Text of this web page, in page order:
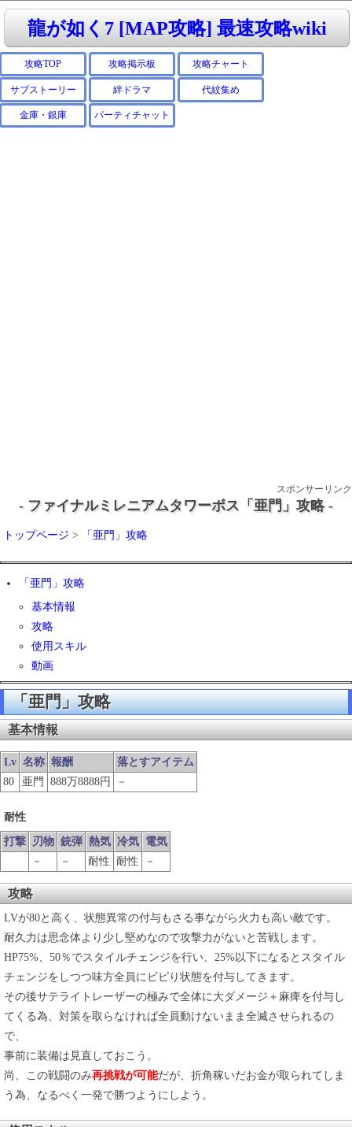
龍が如く7 [MAP攻略] 最速攻略wiki
攻略TOP 攻略掲示板 攻略チャート
サブストーリー 絆ドラマ 代紋集め
金庫・銀庫 パーティチャット
スポンサーリンク
- ファイナルミレニアムタワーボス「亜門」攻略 -
トップページ > 「亜門」攻略
「亜門」攻略
基本情報
攻略
使用スキル
動画
「亜門」攻略
基本情報
Lv 名称 報酬
落とすアイテム
80
亜門 888万8888円 －
耐性
打撃 刃物 銃弾 熱気 冷気 電気
－
－ 耐性 耐性 －
攻略
LVが80と高く、状態異常の付与もさる事ながら火力も高い敵です。
耐久力は思念体より少し堅めなので攻撃力がないと苦戦します。
HP75%、50％でスタイルチェンジを行い、25%以下になるとスタイル
チェンジをしつつ味方全員にビビり状態を付与してきます。
その後サテライトレーザーの極みで全体に大ダメージ＋麻痺を付与し
てくる為、対策を取らなければ全員動けないまま全滅させられるの
で、
事前に装備は見直しておこう。
尚、この戦闘のみ再挑戦が可能だが、折角稼いだお金が取られてしま
う為、なるべく一発で勝つようにしよう。